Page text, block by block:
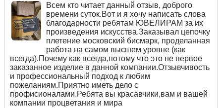
Всем кто читает данный отзыв, доброго
времени суток.Вот и я хочу написать слова
благодарности ребятам ЮВЕЛИРАМ за их
произведения искусства.Заказывал цепочку
плетение московский бисмарк, проделанная
работа на самом высшем уровне (как
всегда).Почему как всегда,потому что это не первое
заказанное изделие в данной компании.Отзывчивость
и профессиональный подход к любим
пожеланиям.Приятно иметь дело с
профисионалами.Ребята вы красавчики,вам и вашей
компании процветания и мира